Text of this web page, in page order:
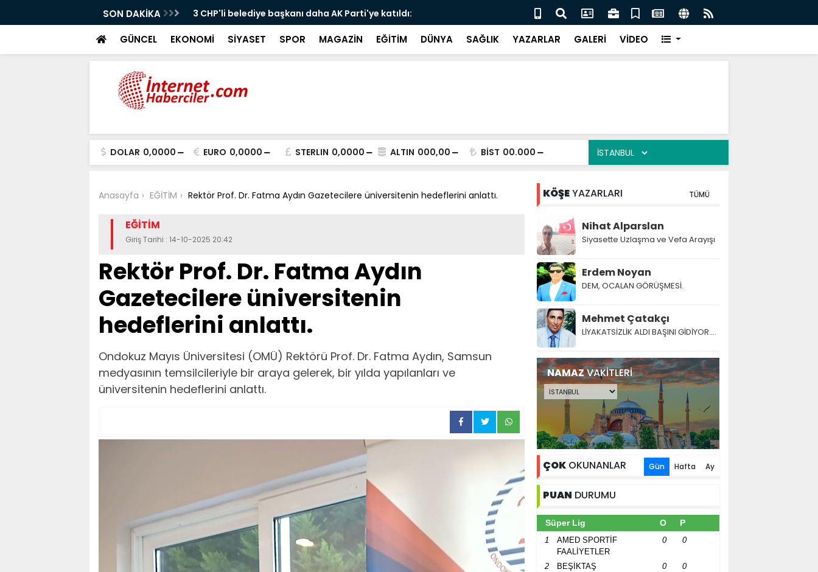
SON DAKİKA
daha AK Parti'ye katıldı: Atakum Muhteşem Düğüne Sahne Oldu TESK'TE DEĞİŞİM RÜZGÂRI: GÖZLER EYLÜL GENEL KURULUNDA
GÜNCEL EKONOMİ SİYASET SPOR MAGAZİN EĞİTİM DÜNYA SAĞLIK YAZARLAR GALERİ VİDEO
DOLAR 0,0000 EURO 0,0000 STERLIN 0,0000 ALTIN 000,00 BİST 00.000
Anasayfa EĞİTİM Rektör Prof. Dr. Fatma Aydın Gazetecilere üniversitenin hedeflerini anlattı.
EĞİTİM
Giriş Tarihi : 14-10-2025 20:42
Rektör Prof. Dr. Fatma Aydın
Gazetecilere üniversitenin
hedeflerini anlattı.
Ondokuz Mayıs Üniversitesi (OMÜ) Rektörü Prof. Dr. Fatma Aydın, Samsun
medyasının temsilcileriyle bir araya gelerek, bir yılda yapılanları ve
üniversitenin hedeflerini anlattı.
KÖŞEYAZARLARI TÜMÜ
Nihat Alparslan
Siyasette Uzlaşma ve Vefa Arayışı
Erdem Noyan
DEM, OCALAN GÖRÜŞMESİ.
Mehmet Çatakçı
LİYAKATSİZLİK ALDI BAŞINI GİDİYOR....
NAMAZVAKİTLERİ
ÇOK OKUNANLAR Gün Hafta Ay
PUAN DURUMU
Süper Lig O P
1
AMED SPORTİF
FAALİYETLER
0 0
2 BEŞİKTAŞ 0
0